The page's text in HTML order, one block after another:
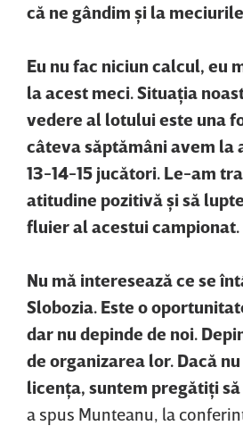
că ne gândim şi la
Eu nu fac niciun calcul, eu
la acest meci. Situaţia
vedere al lotului este una
câteva săptămâni avem la
13-14-15 jucători. Le-am
atitudine pozitivă şi să
fluier al acestui campionat.
Nu mă interesează ce se
Slobozia. Este o
dar nu depinde de noi.
de organizarea lor. Dacă
licenţa, suntem pregătiţi
a spus Munteanu, la